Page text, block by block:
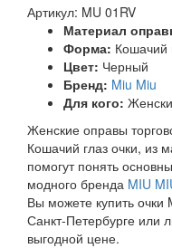
Артикул: MU 01RV
Материал
Форма: Кошачий
Цвет: Черный
Бренд: Miu Miu
Для кого:
Женские оправы
Кошачий глаз очки, из
помогут понять
модного бренда MIU
Вы можете купить очки
Санкт-Петербурге или
выгодной цене.